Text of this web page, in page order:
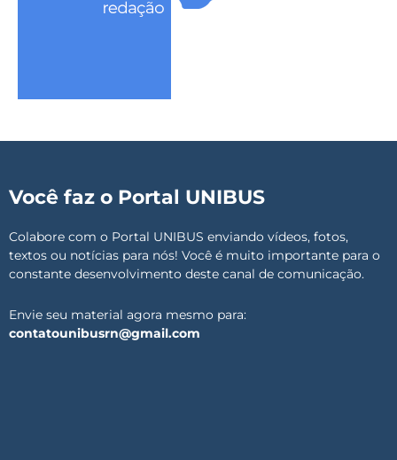
Você faz o Portal UNIBUS
Colabore com o Portal UNIBUS enviando vídeos, fotos,
textos ou notícias para nós! Você é muito importante para o
constante desenvolvimento deste canal de comunicação.
Envie seu material agora mesmo para:
contatounibusrn@gmail.com